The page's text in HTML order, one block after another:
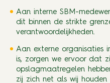
Aan interne SBM-
dit binnen de strikte
verantwoordelijkheden.
Aan externe organisaties
is, zorgen we ervoor dat
opslagmaatregelen
zij zich net als wij